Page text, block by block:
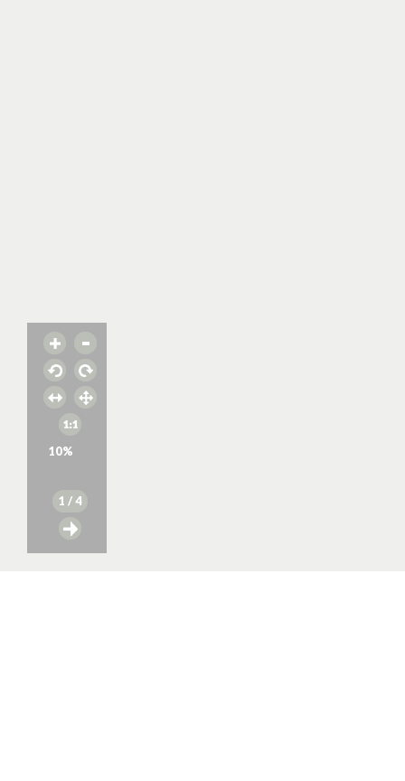
10%
1 / 4